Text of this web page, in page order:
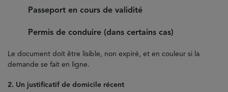
Passeport en cours de validité
Permis de conduire (dans certains cas)
Le document doit être lisible, non expiré, et en couleur si la
demande se fait en ligne.
2. Un justificatif de domicile récent